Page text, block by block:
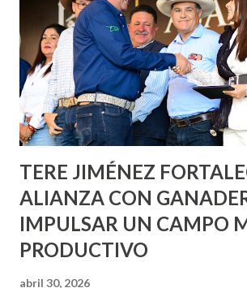
Nieto, entre Jesús F. Elizondo y la calle
lo que se aplicará pintura en 66 casas.
llevará este programa a Villas de Nuestra
Asunción, Avenida Alameda y Decreto 27
los edificios FOVISSSTE Ojo de Agua, en
Norias de Paso Hondo y en los edificios
TERE JIMÉNEZ
ALIANZA CON
IMPULSAR UN CAMPO
PRODUCTIVO
abril 30, 2026